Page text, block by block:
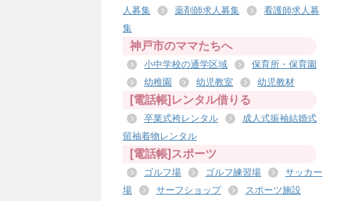
人募集
薬剤師求人募集
看護師求人募
集
神戸市のママたちへ
小中学校の通学区域
保育所・保育園
幼稚園
幼児教室 幼児教材
[電話帳]レンタル借りる
卒業式袴レンタル
成人式振袖結婚式
留袖着物レンタル
[電話帳]スポーツ
ゴルフ場 ゴルフ練習場
サッカー
場
サーフショップ
スポーツ施設